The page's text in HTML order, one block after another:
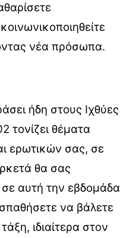
νέα πρόσωπα.
ήδη στους Ιχθύες
τονίζει θέματα
ερωτικών σας, σε
θα σας
αυτή την εβδομάδα
να βάλετε
ιδιαίτερα στον